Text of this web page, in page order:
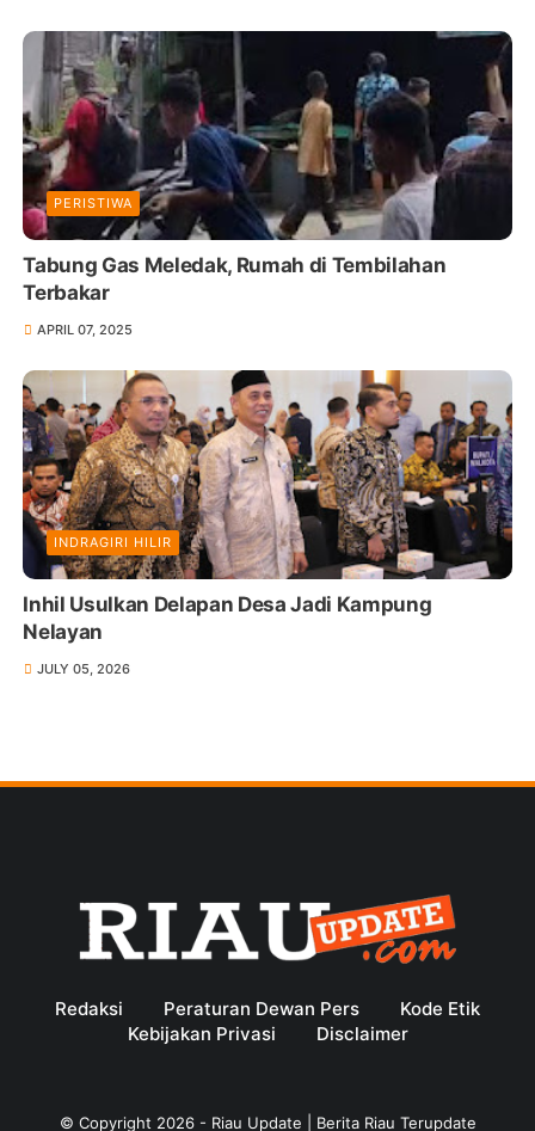
PERISTIWA
Tabung Gas Meledak, Rumah di Tembilahan
Terbakar
APRIL 07, 2025
INDRAGIRI HILIR
Inhil Usulkan Delapan Desa Jadi Kampung
Nelayan
JULY 05, 2026
Redaksi Peraturan Dewan Pers
Kode Etik
Kebijakan Privasi
Disclaimer
© Copyright 2026- Riau Update | Berita Riau Terupdate